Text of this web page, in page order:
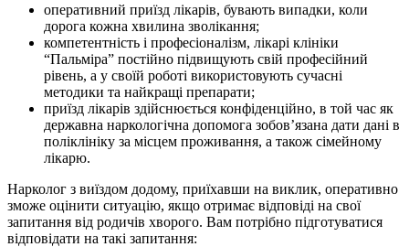
оперативний приїзд лікарів, бувають випадки, коли
дорога кожна хвилина зволікання;
компетентність і професіоналізм, лікарі клініки
“Пальміра” постійно підвищують свій професійний
рівень, а у своїй роботі використовують сучасні
методики та найкращі препарати;
приїзд лікарів здійснюється конфіденційно, в той час як
державна наркологічна допомога зобов’язана дати дані в
поліклініку за місцем проживання, а також сімейному
лікарю.
Нарколог з виїздом додому, приїхавши на виклик, оперативно
зможе оцінити ситуацію, якщо отримає відповіді на свої
запитання від родичів хворого. Вам потрібно підготуватися
відповідати на такі запитання: